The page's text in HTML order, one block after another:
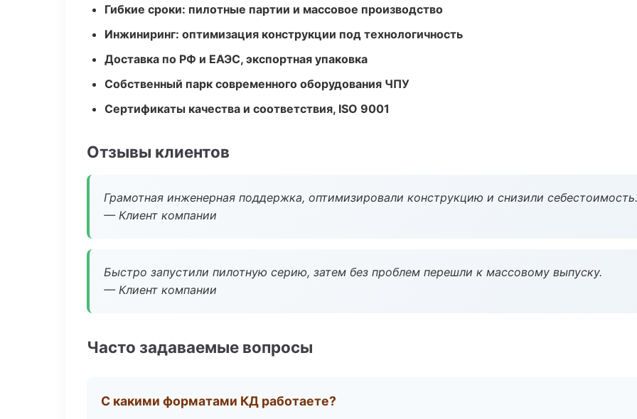
Гибкие сроки: пилотные партии и массовое производство
Инжиниринг: оптимизация конструкции под технологичность
Доставка по РФ и ЕАЭС, экспортная упаковка
Собственный парк современного оборудования ЧПУ
Сертификаты качества и соответствия, ISO 9001
Отзывы клиентов
Грамотная инженерная поддержка, оптимизировали конструкцию и снизили себестоимость.
— Клиент компании
Быстро запустили пилотную серию, затем без проблем перешли к массовому выпуску.
— Клиент компании
Часто задаваемые вопросы
С какими форматами КД работаете?